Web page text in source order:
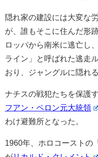
隠れ家の建設には大変な
が、誰もそこに住んだ形
ロッパから南米に逃亡し
ライン」と呼ばれた逃走
おり、ジャングルに隠れ
ナチスの戦犯たちを保護
フアン・ペロン元大統領
わけ避難所となった。
1960年、ホロコーストの